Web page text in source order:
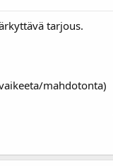
tarjous.
mahdotonta)